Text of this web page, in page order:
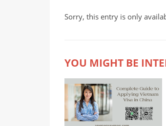
Sorry, this entry is only
YOU MIGHT BE